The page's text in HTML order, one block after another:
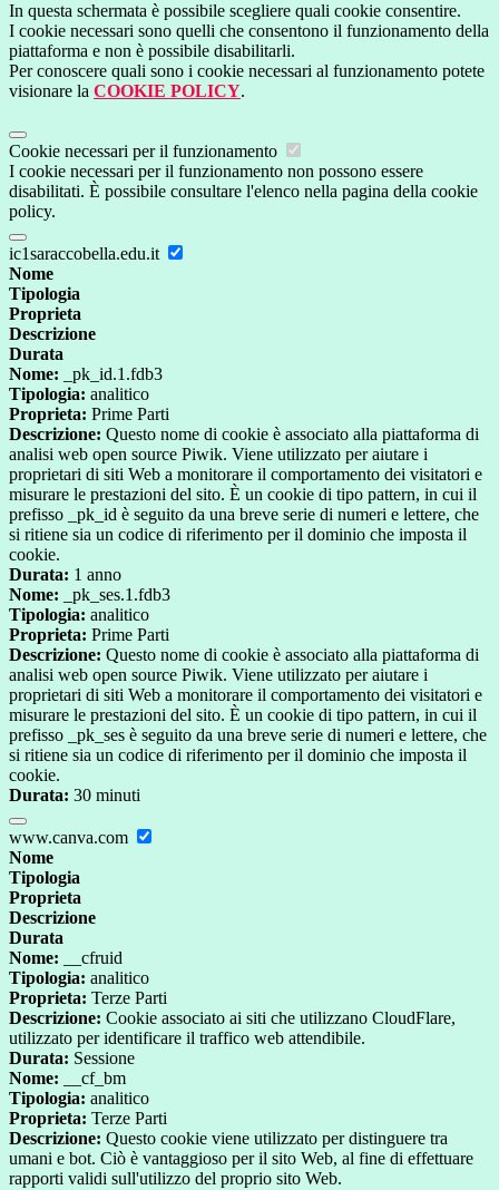
In questa schermata è possibile scegliere quali cookie consentire.
I cookie necessari sono quelli che consentono il funzionamento della
piattaforma e non è possibile disabilitarli.
Per conoscere quali sono i cookie necessari al funzionamento potete
visionare la COOKIE POLICY.
Cookie necessari per il funzionamento
I cookie necessari per il funzionamento non possono essere
disabilitati. È possibile consultare l'elenco nella pagina della cookie
policy.
ic1saraccobella.edu.it
Nome
Tipologia
Proprieta
Descrizione
Durata
Nome: _pk_id.1.fdb3
Tipologia: analitico
Proprieta: Prime Parti
Descrizione: Questo nome di cookie è associato alla piattaforma di
analisi web open source Piwik. Viene utilizzato per aiutare i
proprietari di siti Web a monitorare il comportamento dei visitatori e
misurare le prestazioni del sito. È un cookie di tipo pattern, in cui il
prefisso _pk_id è seguito da una breve serie di numeri e lettere, che
si ritiene sia un codice di riferimento per il dominio che imposta il
cookie.
Durata: 1 anno
Nome: _pk_ses.1.fdb3
Tipologia: analitico
Proprieta: Prime Parti
Descrizione: Questo nome di cookie è associato alla piattaforma di
analisi web open source Piwik. Viene utilizzato per aiutare i
proprietari di siti Web a monitorare il comportamento dei visitatori e
misurare le prestazioni del sito. È un cookie di tipo pattern, in cui il
prefisso _pk_ses è seguito da una breve serie di numeri e lettere, che
si ritiene sia un codice di riferimento per il dominio che imposta il
cookie.
Durata: 30 minuti
www.canva.com
Nome
Tipologia
Proprieta
Descrizione
Durata
Nome: __cfruid
Tipologia: analitico
Proprieta: Terze Parti
Descrizione: Cookie associato ai siti che utilizzano CloudFlare,
utilizzato per identificare il traffico web attendibile.
Durata: Sessione
Nome: __cf_bm
Tipologia: analitico
Proprieta: Terze Parti
Descrizione: Questo cookie viene utilizzato per distinguere tra
umani e bot. Ciò è vantaggioso per il sito Web, al fine di effettuare
rapporti validi sull'utilizzo del proprio sito Web.